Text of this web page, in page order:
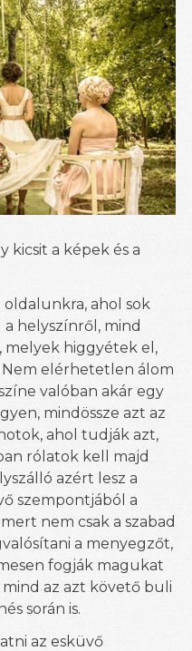
kicsit a képek és a
ahol sok
helyszínről, mind
melyek higgyétek el,
elérhetetlen álom
valóban akár egy
mindössze azt az
ahol tudják azt,
rólatok kell majd
azért lesz a
szempontjából a
nem csak a szabad
a menyegzőt,
fogják magukat
az azt követő buli
során is.
az esküvő